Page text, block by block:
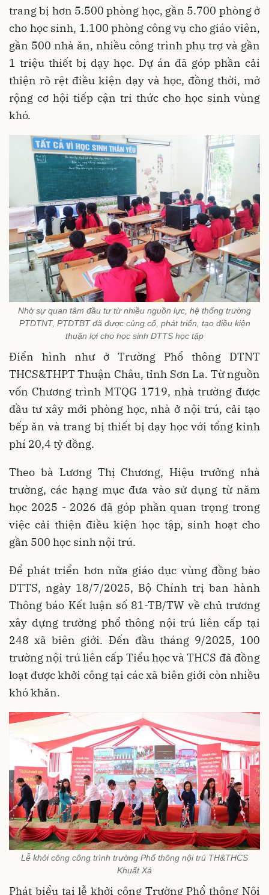
trang bị hơn 5.500 phòng học, gần 5.700 phòng ở
cho học sinh, 1.100 phòng công vụ cho giáo viên,
gần 500 nhà ăn, nhiều công trình phụ trợ và gần
1 triệu thiết bị dạy học. Dự án đã góp phần cải
thiện rõ rệt điều kiện dạy và học, đồng thời, mở
rộng cơ hội tiếp cận tri thức cho học sinh vùng
khó.
Nhờ sự quan tâm đầu tư từ nhiều nguồn lực, hệ thống trường
PTDTNT, PTDTBT đã được củng cố, phát triển, tạo điều kiện
thuận lợi cho học sinh DTTS học tập
Điển hình như ở Trường Phổ thông DTNT
THCS&THPT Thuận Châu, tỉnh Sơn La. Từ nguồn
vốn Chương trình MTQG 1719, nhà trường được
đầu tư xây mới phòng học, nhà ở nội trú, cải tạo
bếp ăn và trang bị thiết bị dạy học với tổng kinh
phí 20,4 tỷ đồng.
Theo bà Lương Thị Chương, Hiệu trưởng nhà
trường, các hạng mục đưa vào sử dụng từ năm
học 2025 - 2026 đã góp phần quan trọng trong
việc cải thiện điều kiện học tập, sinh hoạt cho
gần 500 học sinh nội trú.
Để phát triển hơn nữa giáo dục vùng đồng bào
DTTS, ngày 18/7/2025, Bộ Chính trị ban hành
Thông báo Kết luận số 81-TB/TW về chủ trương
xây dựng trường phổ thông nội trú liên cấp tại
248 xã biên giới. Đến đầu tháng 9/2025, 100
trường nội trú liên cấp Tiểu học và THCS đã đồng
loạt được khởi công tại các xã biên giới còn nhiều
khó khăn.
Lễ khởi công công trình trường Phổ thông nội trú TH&THCS
Khuất Xá
Phát biểu tại lễ khởi công Trường Phổ thông Nội